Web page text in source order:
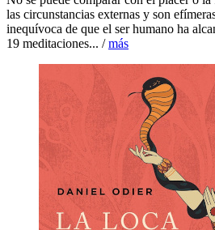
las circunstancias externas y son
inequívoca de que el ser humano ha
19 meditaciones... /más